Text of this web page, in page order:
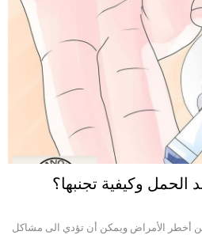
وكيفية تجنبها؟
أخطر الأمراض ويمكن أن تؤدي الى مشاكل